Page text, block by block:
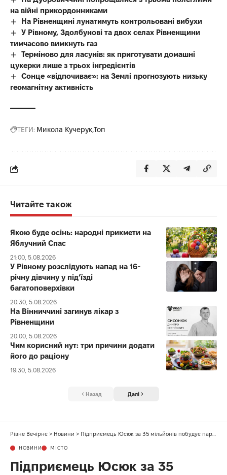
на війні прикордонниками
На Рівненщині лунатимуть контрольовані вибухи
У Рівному, Здолбунові та двох селах Рівненщини
тимчасово вимкнуть газ
Терміново для ласунів: як приготувати домашні
цукерки лише з трьох інгредієнтів
Сонце «відпочиває»: на Землі прогнозують низьку
геомагнітну активність
ТЕГИ: Микола КучерукТоп
Читайте також
Якою буде осінь: народні прикмети на
Яблучний Спас
21:00, 5.08.2026
У Рівному розслідують напад на 16-
річну дівчину у під’їзді
багатоповерхівки
20:30, 5.08.2026
На Вінниччині загинув лікар з
Рівненщини
20:00, 5.08.2026
Чим корисний нут: три причини додати
його до раціону
19:30, 5.08.2026
Назад Далі
Рівне Вечірнє > Новини > Підприємець Юсюк за 35 мільйонів побудує парковку біля «Авангарду»
НОВИНИ МІСТО
Підприємець Юсюк за 35